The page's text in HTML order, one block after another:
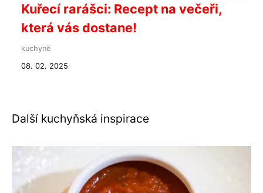
Kuřecí rarášci: Recept na večeři,
která vás dostane!
kuchyně
08. 02. 2025
Další kuchyňská inspirace